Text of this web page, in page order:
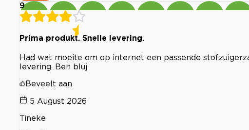
9
Prima produkt. Snelle levering.
Had wat moeite om op internet een passende
levering. Ben bluj
Beveelt aan
5 August 2026
Tineke